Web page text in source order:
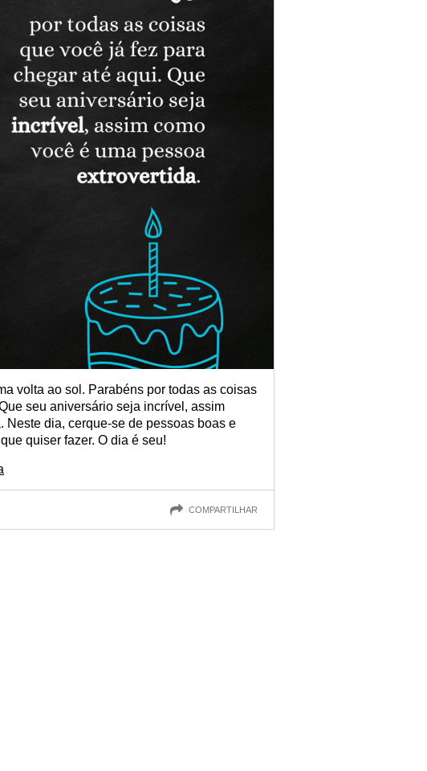
volta ao sol. Parabéns por todas as coisas
seu aniversário seja incrível, assim
Neste dia, cerque-se de pessoas boas e
quiser fazer. O dia é seu!
COMPARTILHAR